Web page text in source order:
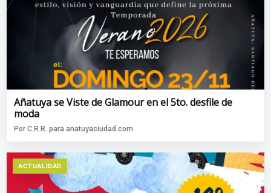
Añatuya se Viste de Glamour en el 5to. desfile de
moda
Por C.R.R. para anatuyaciudad.com
ACTUALIDAD